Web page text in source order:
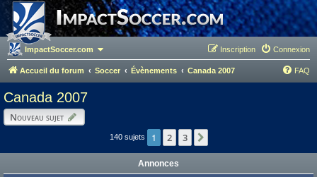
ImpactSoccer.com Connexion
Inscription
Accueil du forum Soccer Évènements Canada 2007 FAQ
Canada 2007
Nouveau sujet
140 sujets 1 2 3
Annonces